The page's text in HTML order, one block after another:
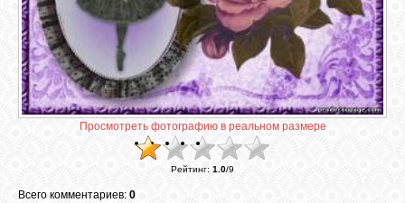
МАГАЗИН
FAQ
Просмотреть фотографию в реальном размере
Рейтинг: 1.0/9
Всего комментариев: 0